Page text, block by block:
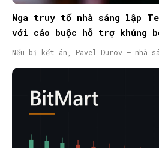
Nga truy tố nhà sáng lập
với cáo buộc hỗ trợ khủng
nã quốc tế
Nếu bị kết án, Pavel Durov – nhà